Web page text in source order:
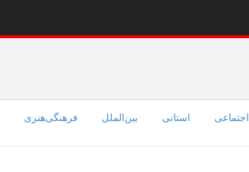
اجتماعی استانی بین‌الملل فرهنگی‌هنری